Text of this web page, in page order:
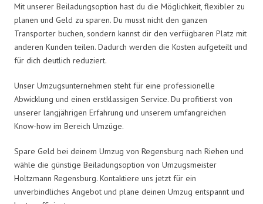
Mit unserer Beiladungsoption hast du die Möglichkeit, flexibler zu
planen und Geld zu sparen. Du musst nicht den ganzen
Transporter buchen, sondern kannst dir den verfügbaren Platz mit
anderen Kunden teilen. Dadurch werden die Kosten aufgeteilt und
für dich deutlich reduziert.
Unser Umzugsunternehmen steht für eine professionelle
Abwicklung und einen erstklassigen Service. Du profitierst von
unserer langjährigen Erfahrung und unserem umfangreichen
Know-how im Bereich Umzüge.
Spare Geld bei deinem Umzug von Regensburg nach Riehen und
wähle die günstige Beiladungsoption von Umzugsmeister
Holtzmann Regensburg. Kontaktiere uns jetzt für ein
unverbindliches Angebot und plane deinen Umzug entspannt und